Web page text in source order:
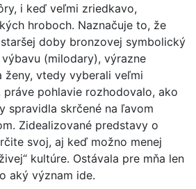
i keď veľmi zriedkavo,
hroboch. Naznačuje to, že
doby bronzovej symbolický
(milodary), výrazne
ženy, vtedy vyberali veľmi
práve pohlavie rozhodovalo, ako
spravidla skrčené na ľavom
Zidealizované predstavy o
svoj, aj keď možno menej
kultúre. Ostávala pre mňa len
aký význam ide.